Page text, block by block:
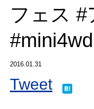
フェス #
#mini4wd
2016.01.31
Tweet